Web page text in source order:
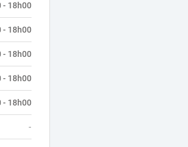
- 18h00
- 18h00
- 18h00
- 18h00
- 18h00
-